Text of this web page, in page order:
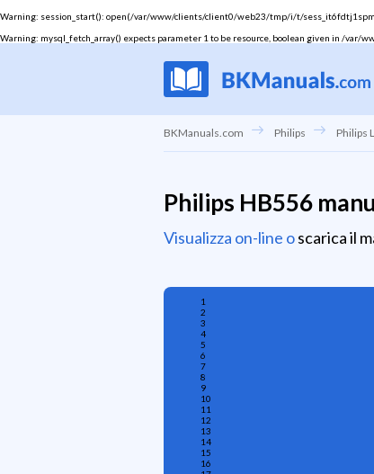
Warning: session_start(): open(/var/www/clients/client0/web23/tmp/i/t/
Warning: mysql_fetch_array() expects parameter 1 to be resource, boolean given in /var/
BKManuals.com Philips Philips
Philips HB556
Visualizza on-line oscarica il
1
2
3
4
5
6
7
8
9
10
11
12
13
14
15
16